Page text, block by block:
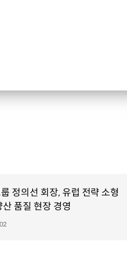
선 회장, 유럽 전략 소형
품질 현장 경영